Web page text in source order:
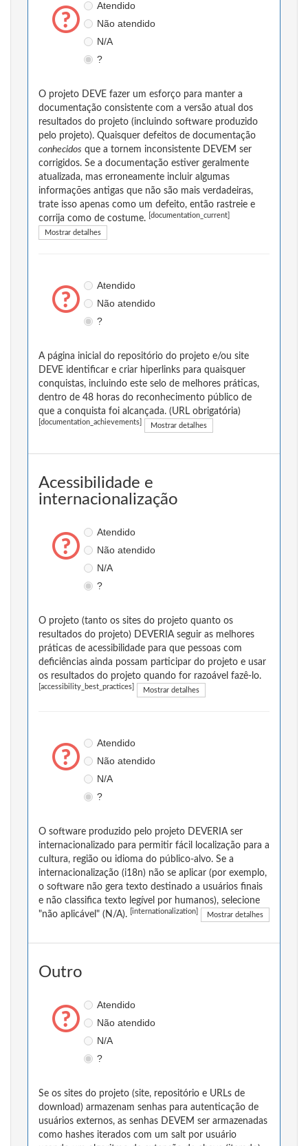
Atendido
Não atendido
N/A
?
O projeto DEVE fazer um esforço para manter a
documentação consistente com a versão atual dos
resultados do projeto (incluindo software produzido
pelo projeto). Quaisquer defeitos de documentação
conhecidos que a tornem inconsistente DEVEM ser
corrigidos. Se a documentação estiver geralmente
atualizada, mas erroneamente incluir algumas
informações antigas que não são mais verdadeiras,
trate isso apenas como um defeito, então rastreie e
corrija como de costume.
[documentation_current]
Mostrar detalhes
Atendido
Não atendido
?
A página inicial do repositório do projeto e/ou site
DEVE identificar e criar hiperlinks para quaisquer
conquistas, incluindo este selo de melhores práticas,
dentro de 48 horas do reconhecimento público de
que a conquista foi alcançada. (URL obrigatória)
[documentation_achievements] Mostrar detalhes
Acessibilidade e
internacionalização
Atendido
Não atendido
N/A
?
O projeto (tanto os sites do projeto quanto os
resultados do projeto) DEVERIA seguir as melhores
práticas de acessibilidade para que pessoas com
deficiências ainda possam participar do projeto e usar
os resultados do projeto quando for razoável fazê-lo.
[accessibility_best_practices] Mostrar detalhes
Atendido
Não atendido
N/A
?
O software produzido pelo projeto DEVERIA ser
internacionalizado para permitir fácil localização para a
cultura, região ou idioma do público-alvo. Se a
internacionalização (i18n) não se aplicar (por exemplo,
o software não gera texto destinado a usuários finais
e não classifica texto legível por humanos), selecione
"não aplicável" (N/A).
[internationalization] Mostrar detalhes
Outro
Atendido
Não atendido
N/A
?
Se os sites do projeto (site, repositório e URLs de
download) armazenam senhas para autenticação de
usuários externos, as senhas DEVEM ser armazenadas
como hashes iterados com um salt por usuário